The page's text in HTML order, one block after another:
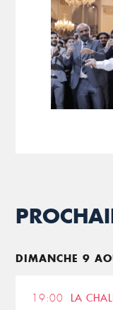
DIMANCHE 9
19:00 LA